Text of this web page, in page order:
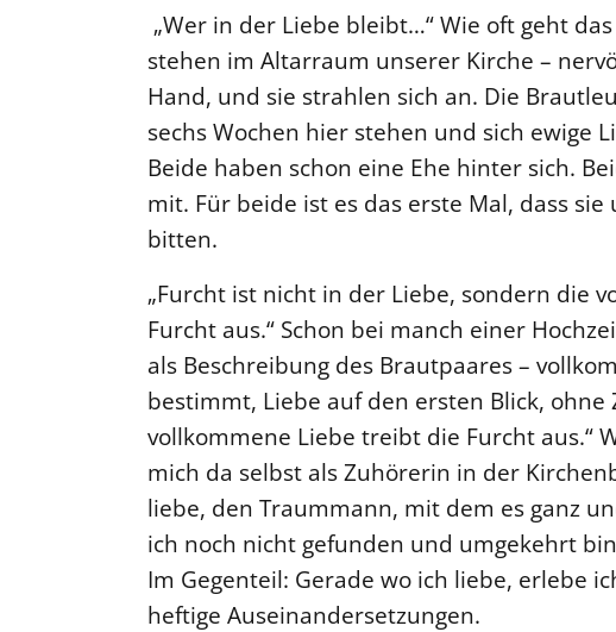
„Wer in der Liebe bleibt…“ Wie oft geht
stehen im Altarraum unserer Kirche –
Hand, und sie strahlen sich an. Die
sechs Wochen hier stehen und sich ewige
Beide haben schon eine Ehe hinter sich.
mit. Für beide ist es das erste Mal, dass
bitten.
„Furcht ist nicht in der Liebe, sondern die
Furcht aus.“ Schon bei manch einer
als Beschreibung des Brautpaares –
bestimmt, Liebe auf den ersten Blick, ohne
vollkommene Liebe treibt die Furcht aus.“
mich da selbst als Zuhörerin in der
liebe, den Traummann, mit dem es ganz
ich noch nicht gefunden und umgekehrt
Im Gegenteil: Gerade wo ich liebe, erlebe
heftige Auseinandersetzungen.